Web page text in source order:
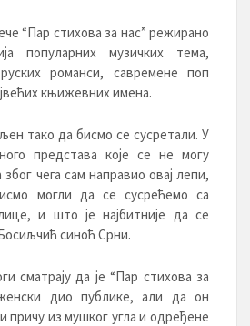
“Пар стихова за нас” режирано
популарних музичких тема,
романси, савремене поп
књижевних имена.
тако да бисмо се сусретали. У
представа које се не могу
чега сам направио овај лепи,
могли да се сусрећемо са
и што је најбитније да се
синоћ Срни.
сматрају да је “Пар стихова за
дио публике, али да он
причу из мушког угла и одређене